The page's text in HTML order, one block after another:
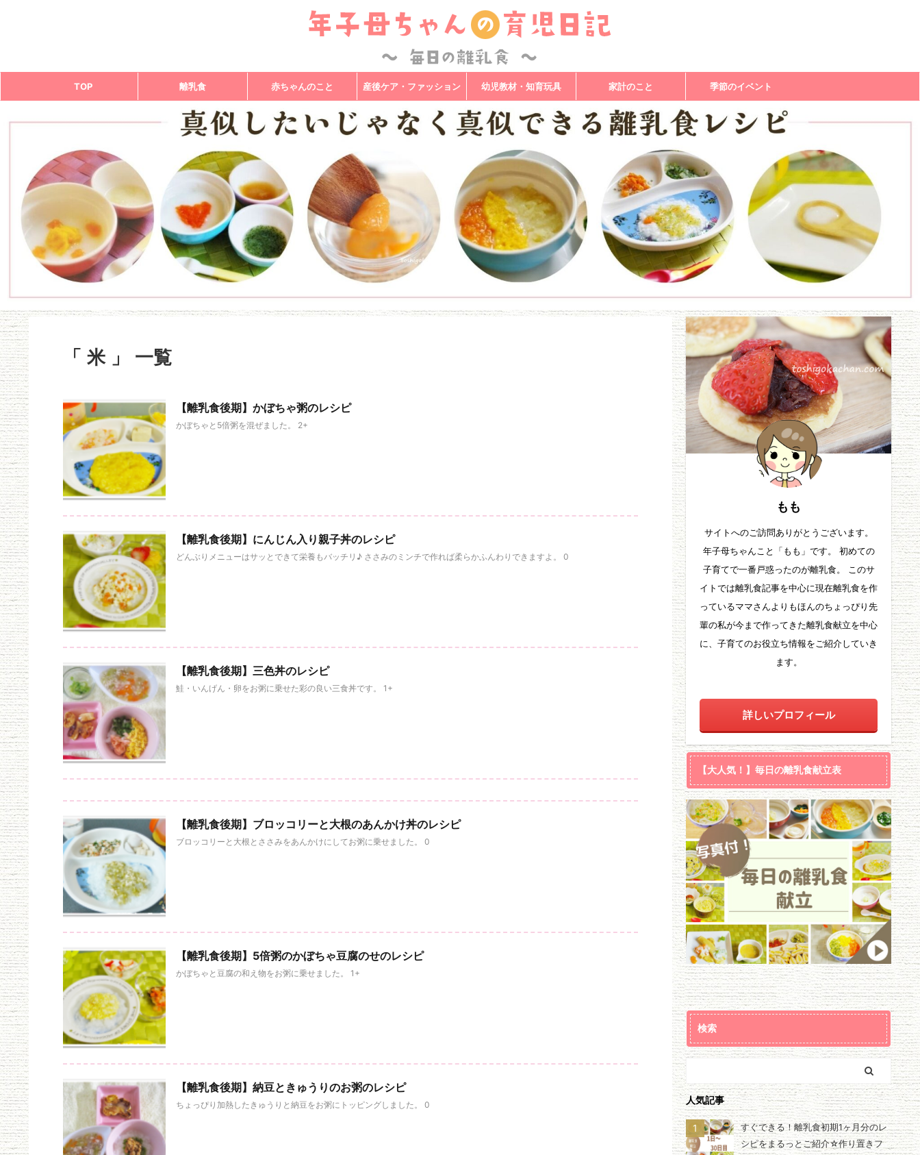
TOP 離乳食 赤ちゃんのこと 産後ケア・ファッション 幼児教材・知育玩具 家計のこと 季節のイベント
「 米 」 一覧
【離乳食後期】かぼちゃ粥のレシピ
かぼちゃと5倍粥を混ぜました。 2+
【離乳食後期】にんじん入り親子丼のレシピ
どんぶりメニューはサッとできて栄養もバッチリ♪ ささみのミンチで作れば柔らかふんわりできますよ。 0
【離乳食後期】三色丼のレシピ
鮭・いんげん・卵をお粥に乗せた彩の良い三食丼です。 1+
【離乳食後期】ブロッコリーと大根のあんかけ丼のレシピ
ブロッコリーと大根とささみをあんかけにしてお粥に乗せました。 0
【離乳食後期】5倍粥のかぼちゃ豆腐のせのレシピ
かぼちゃと豆腐の和え物をお粥に乗せました。 1+
【離乳食後期】納豆ときゅうりのお粥のレシピ
ちょっぴり加熱したきゅうりと納豆をお粥にトッピングしました。 0
もも
サイトへのご訪問ありがとうございます。
年子母ちゃんこと「もも」です。 初めての
子育てで一番戸惑ったのが離乳食。 このサ
イトでは離乳食記事を中心に現在離乳食を作
っているママさんよりもほんのちょっぴり先
輩の私が今まで作ってきた離乳食献立を中心
に、子育てのお役立ち情報をご紹介していき
ます。
詳しいプロフィール
【大人気！】毎日の離乳食献立表
検索
人気記事
1
すぐできる！離乳食初期1ヶ月分のレ
シピをまるっとご紹介☆作り置きフ